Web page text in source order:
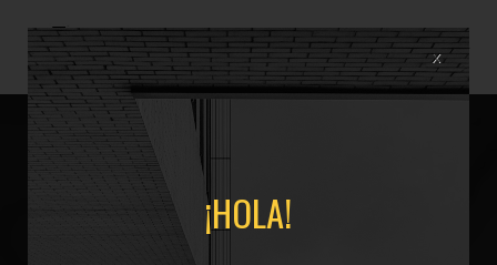
POLESHOT
Un mundo de posibilidades NUESTROS TRABAJOS GALERIA
X
¡HOLA!